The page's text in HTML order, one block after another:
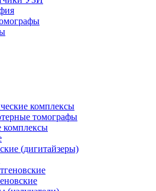
комплексы
томографы
(дигитайзеры)